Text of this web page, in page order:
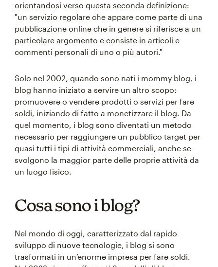
orientandosi verso questa seconda definizione:
"un servizio regolare che appare come parte di una
pubblicazione online che in genere si riferisce a un
particolare argomento e consiste in articoli e
commenti personali di uno o più autori."
Solo nel 2002, quando sono nati i mommy blog, i
blog hanno iniziato a servire un altro scopo:
promuovere o vendere prodotti o servizi per fare
soldi, iniziando di fatto a monetizzare il blog. Da
quel momento, i blog sono diventati un metodo
necessario per raggiungere un pubblico target per
quasi tutti i tipi di attività commerciali, anche se
svolgono la maggior parte delle proprie attività da
un luogo fisico.
Cosa sono i blog?
Nel mondo di oggi, caratterizzato dal rapido
sviluppo di nuove tecnologie, i blog si sono
trasformati in un’enorme impresa per fare soldi.